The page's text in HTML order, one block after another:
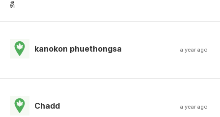
ดี
kanokon phuethongsa a year ago
Chadd a year ago